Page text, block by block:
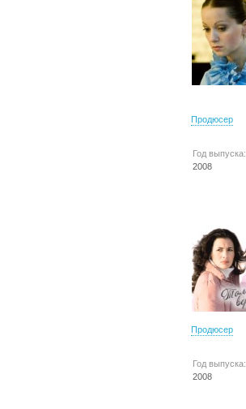
Продюсер
Год выпуска:
2008
Продюсер
Год выпуска:
2008